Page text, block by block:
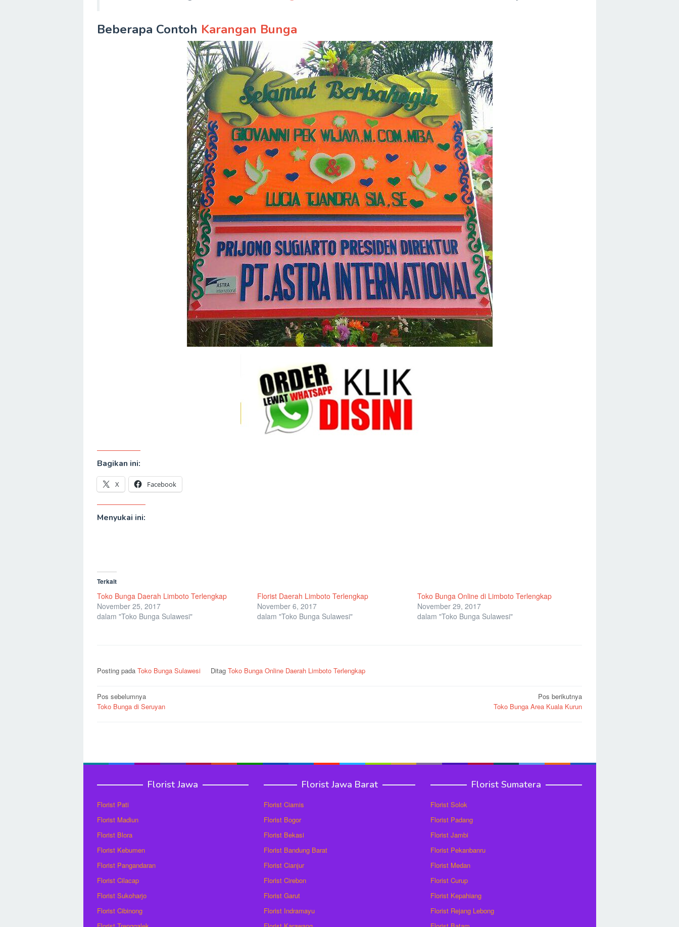
Beberapa Contoh Karangan Bunga
Bagikan ini:
X Facebook
Menyukai ini:
Terkait
Toko Bunga Daerah Limboto Terlengkap
November 25, 2017
dalam "Toko Bunga Sulawesi"
Florist Daerah Limboto Terlengkap
November 6, 2017
dalam "Toko Bunga Sulawesi"
Toko Bunga Online di Limboto Terlengkap
November 29, 2017
dalam "Toko Bunga Sulawesi"
Posting pada Toko Bunga Sulawesi Ditag Toko Bunga Online Daerah Limboto Terlengkap
Navigasi
pos
Pos sebelumnya
Toko Bunga di Seruyan
Pos berikutnya
Toko Bunga Area Kuala Kurun
Florist Jawa
Florist Pati
Florist Madiun
Florist Blora
Florist Kebumen
Florist Pangandaran
Florist Cilacap
Florist Sukoharjo
Florist Cibinong
Florist Jawa Barat
Florist Ciamis
Florist Bogor
Florist Bekasi
Florist Bandung Barat
Florist Cianjur
Florist Cirebon
Florist Garut
Florist Indramayu
Florist Sumatera
Florist Solok
Florist Padang
Florist Jambi
Florist Pekanbanru
Florist Medan
Florist Curup
Florist Kepahiang
Florist Rejang Lebong